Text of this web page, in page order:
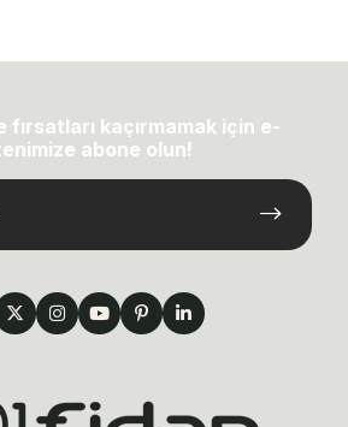
fırsatları kaçırmamak için e-
abone olun!